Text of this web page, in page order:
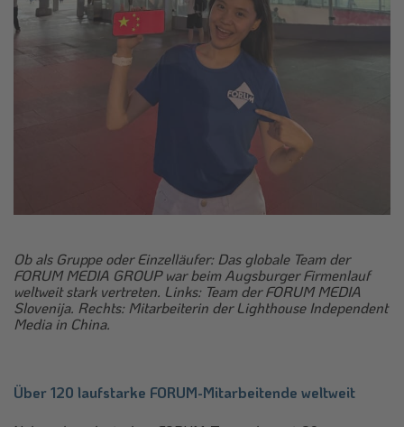
Ob als Gruppe oder Einzelläufer: Das globale Team der
FORUM MEDIA GROUP war beim Augsburger Firmenlauf
weltweit stark vertreten. Links: Team der FORUM MEDIA
Slovenija. Rechts: Mitarbeiterin der Lighthouse Independent
Media in China.
Über 120 laufstarke FORUM-Mitarbeitende weltweit